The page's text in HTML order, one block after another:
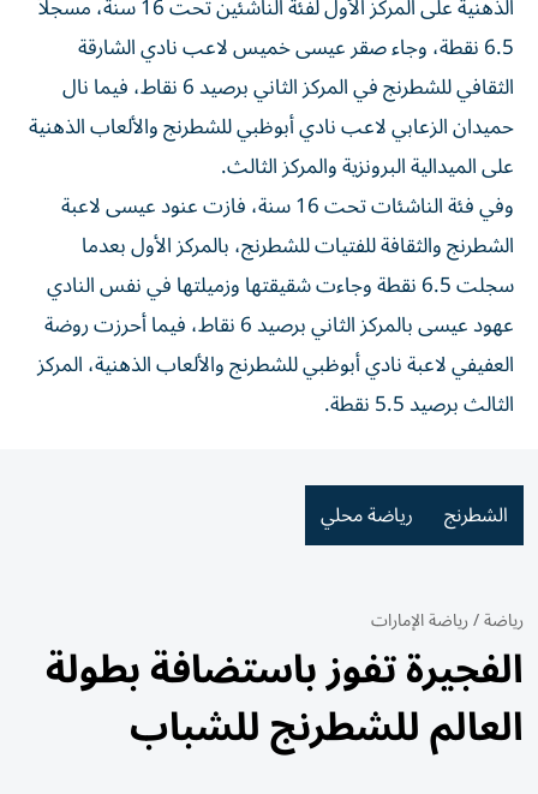
6.5 نقطة، وجاء صقر عيسى خميس لاعب نادي الشارقة
الثقافي للشطرنج في المركز الثاني برصيد 6 نقاط، فيما نال
حميدان الزعابي لاعب نادي أبوظبي للشطرنج والألعاب الذهنية
على الميدالية البرونزية والمركز الثالث.
وفي فئة الناشئات تحت 16 سنة، فازت عنود عيسى لاعبة
الشطرنج والثقافة للفتيات للشطرنج، بالمركز الأول بعدما
سجلت 6.5 نقطة وجاءت شقيقتها وزميلتها في نفس النادي
عهود عيسى بالمركز الثاني برصيد 6 نقاط، فيما أحرزت روضة
العفيفي لاعبة نادي أبوظبي للشطرنج والألعاب الذهنية، المركز
الثالث برصيد 5.5 نقطة.
الشطرنج رياضة محلي
رياضة/رياضة الإمارات
الفجيرة تفوز باستضافة بطولة
العالم للشطرنج للشباب